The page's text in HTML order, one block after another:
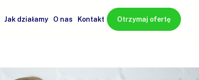
Jak działamy O nas Kontakt Otrzymaj ofertę